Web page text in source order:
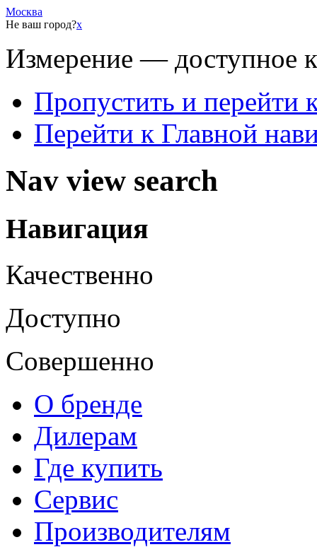
Москва
Не ваш город?x
Измерение — доступное
Пропустить и перейти
Перейти к Главной
Nav view search
Навигация
Качественно
Доступно
Совершенно
О бренде
Дилерам
Где купить
Сервис
Производителям